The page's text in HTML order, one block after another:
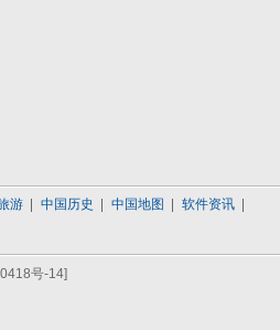
游 中国历史 中国地图 软件资讯
号-14]